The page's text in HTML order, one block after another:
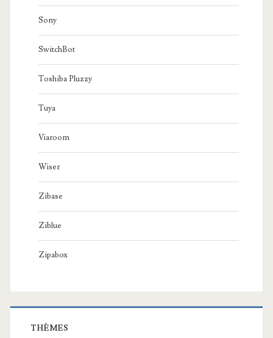
Sony
SwitchBot
Toshiba Pluzzy
Tuya
Viaroom
Wiser
Zibase
Ziblue
Zipabox
THÈMES